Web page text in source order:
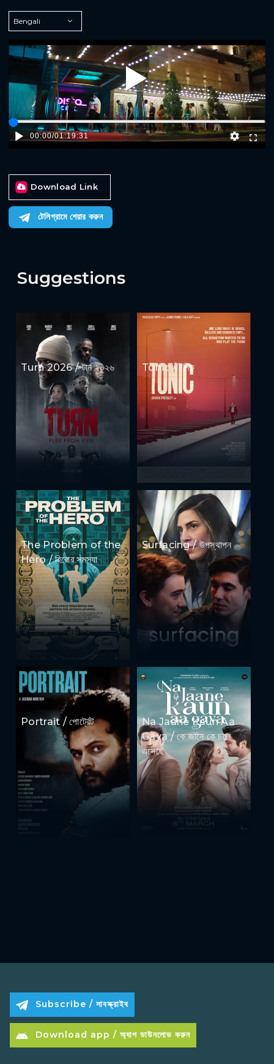
Play
00:00/01:19:31
Download Link
টেলিগ্রামে শেয়ার করুন
Suggestions
Turn 2026 / টার্ন ২০২৬ Tonic / টনিক
The Problem of the
Hero / হিরোর সমস্যা
Surfacing / উপস্থাপন
Portrait / পোর্ট্রেট
Na Jaane Kaun Aa
Gaya / কে জানে কে চলে
এসেছে
Subscribe / সাবস্ক্রাইব
Download app / অ্যাপ ডাউনলোড করুন